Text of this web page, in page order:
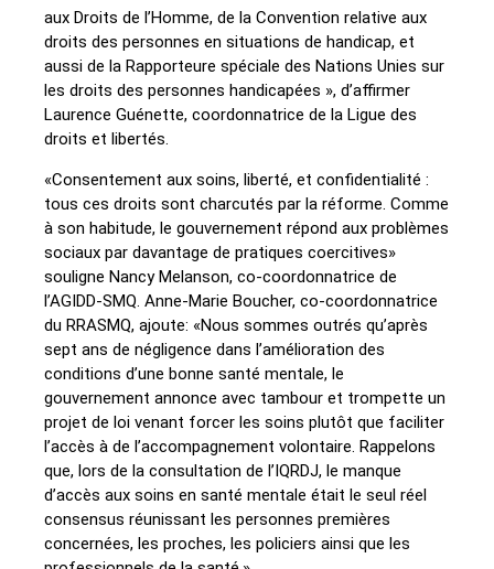
aux Droits de l’Homme, de la Convention relative aux
droits des personnes en situations de handicap, et
aussi de la Rapporteure spéciale des Nations Unies sur
les droits des personnes handicapées », d’affirmer
Laurence Guénette, coordonnatrice de la Ligue des
droits et libertés.
«Consentement aux soins, liberté, et confidentialité :
tous ces droits sont charcutés par la réforme. Comme
à son habitude, le gouvernement répond aux problèmes
sociaux par davantage de pratiques coercitives»
souligne Nancy Melanson, co-coordonnatrice de
l’AGIDD-SMQ. Anne-Marie Boucher, co-coordonnatrice
du RRASMQ, ajoute: «Nous sommes outrés qu’après
sept ans de négligence dans l’amélioration des
conditions d’une bonne santé mentale, le
gouvernement annonce avec tambour et trompette un
projet de loi venant forcer les soins plutôt que faciliter
l’accès à de l’accompagnement volontaire. Rappelons
que, lors de la consultation de l’IQRDJ, le manque
d’accès aux soins en santé mentale était le seul réel
consensus réunissant les personnes premières
concernées, les proches, les policiers ainsi que les